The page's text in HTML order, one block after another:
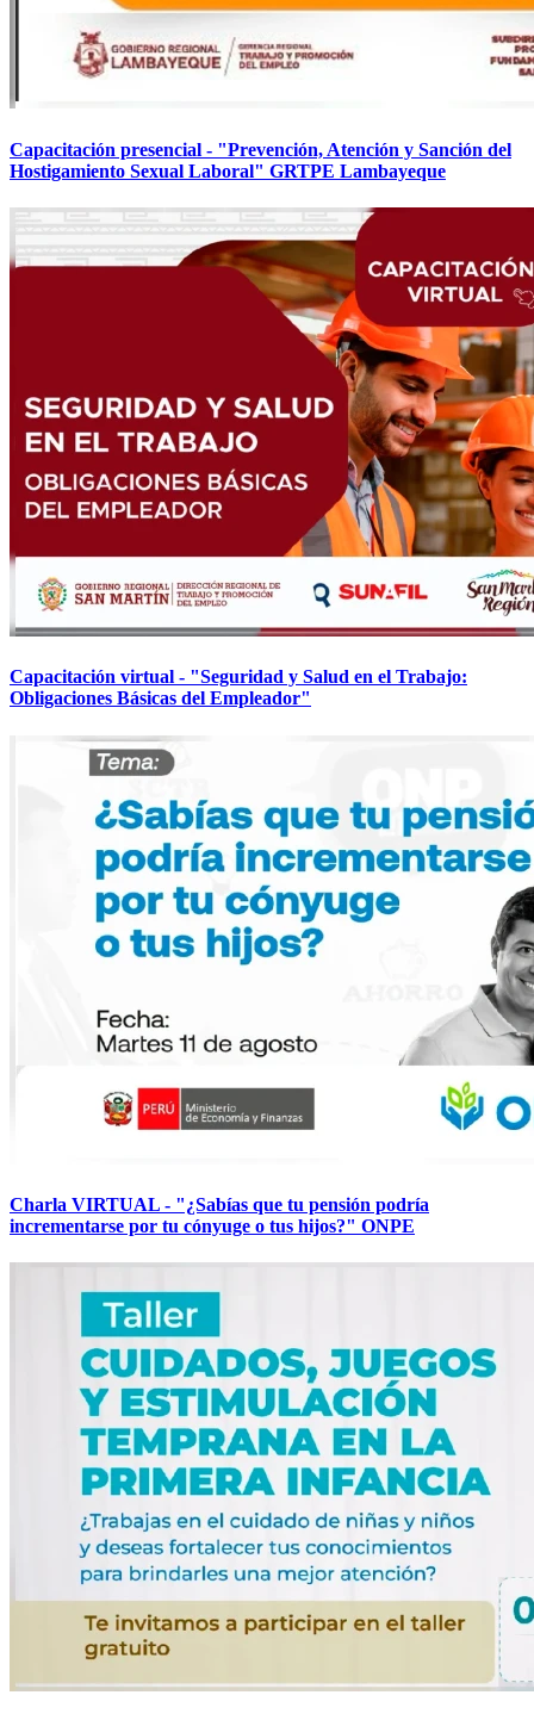
Capacitación presencial - "Prevención, Atención y Sanción del
Hostigamiento Sexual Laboral" GRTPE Lambayeque
Capacitación virtual - "Seguridad y Salud en el Trabajo:
Obligaciones Básicas del Empleador"
Charla VIRTUAL - "¿Sabías que tu pensión podría
incrementarse por tu cónyuge o tus hijos?" ONPE